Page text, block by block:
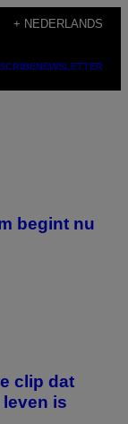
+ NEDERLANDS
NEWSLETTER
begint nu
clip dat
is